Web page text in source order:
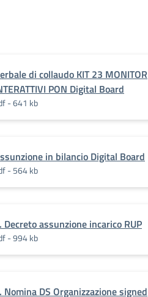
di collaudo KIT 23 MONITOR
PON Digital Board
- 641 kb
in bilancio Digital Board
- 564 kb
Decreto assunzione incarico RUP
- 994 kb
Nomina DS Organizzazione signed